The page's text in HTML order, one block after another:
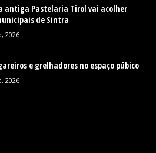
antiga Pastelaria Tirol vai acolher
de Sintra
2026
e grelhadores no espaço púbico
2026